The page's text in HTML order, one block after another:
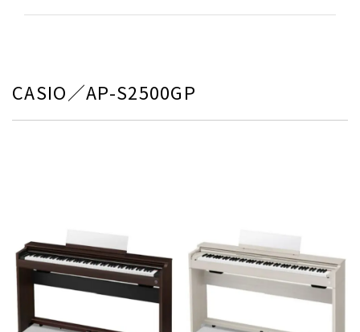
CASIO／AP-S2500GP